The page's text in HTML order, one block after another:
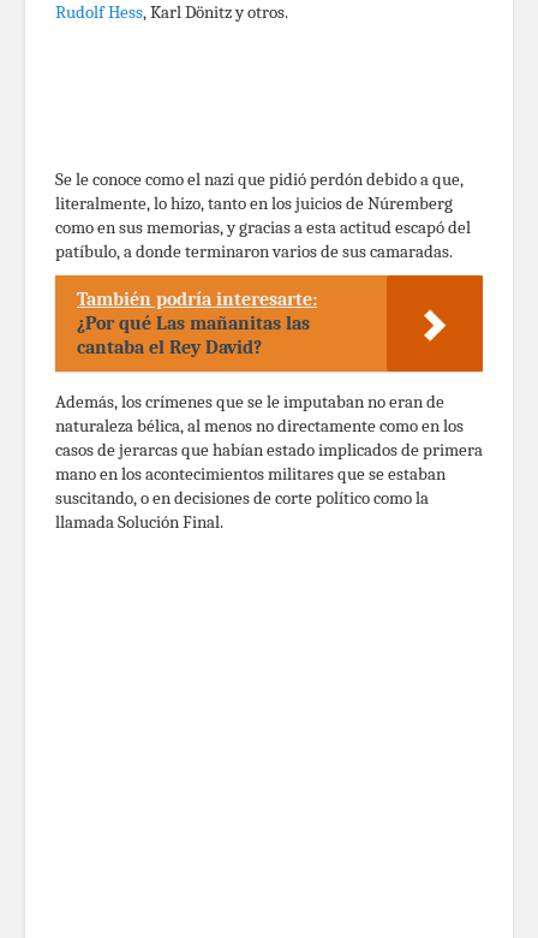
Rudolf Hess, Karl Dönitz y otros.
Se le conoce como el nazi que pidió perdón debido a que,
literalmente, lo hizo, tanto en los juicios de Núremberg
como en sus memorias, y gracias a esta actitud escapó del
patíbulo, a donde terminaron varios de sus camaradas.
También podría interesarte:
¿Por qué Las mañanitas las
cantaba el Rey David?
Además, los crímenes que se le imputaban no eran de
naturaleza bélica, al menos no directamente como en los
casos de jerarcas que habían estado implicados de primera
mano en los acontecimientos militares que se estaban
suscitando, o en decisiones de corte político como la
llamada Solución Final.